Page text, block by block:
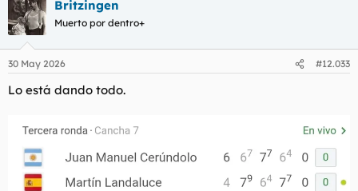
c
c
i
e
:
Britzingen
Muerto por dentro+
30 May 2026 #12.033
Lo está dando todo.